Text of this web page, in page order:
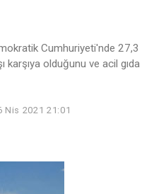
Cumhuriyeti'nde 27,3
karşıya olduğunu ve acil gıda
Nis 2021 21:01